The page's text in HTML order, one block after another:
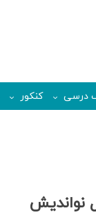
درسی کنکور
نواندیش